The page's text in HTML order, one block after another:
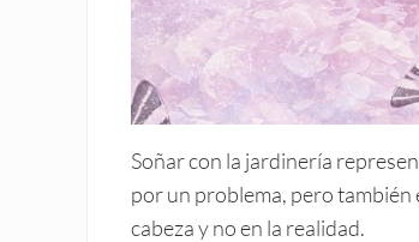
Soñar con la jardinería
por un problema, pero
cabeza y no en la realidad.